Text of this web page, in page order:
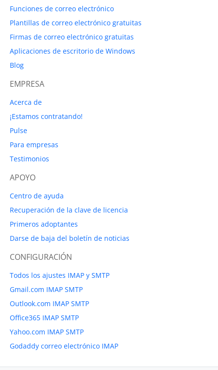
Funciones de correo electrónico
Plantillas de correo electrónico gratuitas
Firmas de correo electrónico gratuitas
Aplicaciones de escritorio de Windows
Blog
EMPRESA
Acerca de
¡Estamos contratando!
Pulse
Para empresas
Testimonios
APOYO
Centro de ayuda
Recuperación de la clave de licencia
Primeros adoptantes
Darse de baja del boletín de noticias
CONFIGURACIÓN
Todos los ajustes IMAP y SMTP
Gmail.com IMAP SMTP
Outlook.com IMAP SMTP
Office365 IMAP SMTP
Yahoo.com IMAP SMTP
Godaddy correo electrónico IMAP